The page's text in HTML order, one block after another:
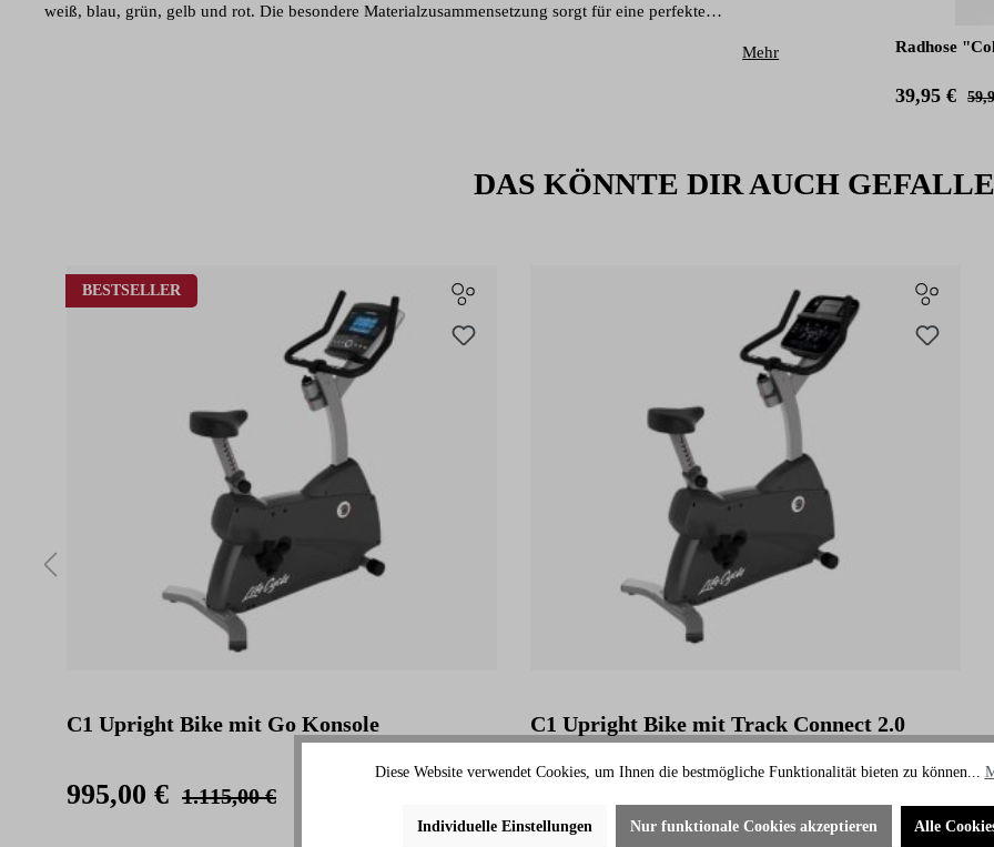
weiß, blau, grün, gelb und rot. Die besondere Materialzusammensetzung sorgt für eine perfekte
jede Menge Platz für Deine Trainingsbegleiter. Für Sicherheit während Outdoor-Trainingseinheiten beiMehr Radhose
39,95 €
DAS KÖNNTE DIR AUCH
Produktgalerie überspringen
BESTSELLER
C1 Upright Bike mit Go Konsole
995,00 € 1.115,00 €
C1 Upright Bike mit Track Connect 2.0
Diese Website verwendet Cookies, um Ihnen die bestmögliche Funktionalität bieten zu können...
Individuelle Einstellungen Nur funktionale Cookies akzeptieren Alle